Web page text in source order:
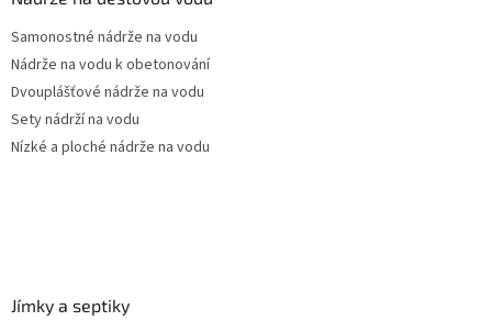
Samonostné nádrže na vodu
Nádrže na vodu k obetonování
Dvouplášťové nádrže na vodu
Sety nádrží na vodu
Nízké a ploché nádrže na vodu
Jímky a septiky